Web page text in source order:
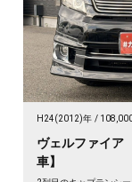
H24(2012)年
ヴェルファイ
車】